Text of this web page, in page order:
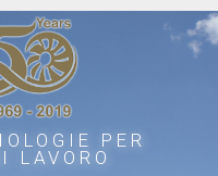
PER
LAVORO